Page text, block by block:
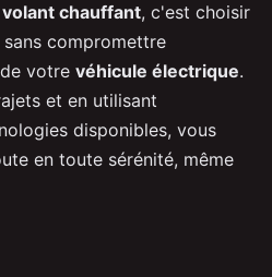
volant chauffant, c'est choisir
compromettre
votre véhicule électrique.
et en utilisant
disponibles, vous
en toute sérénité, même